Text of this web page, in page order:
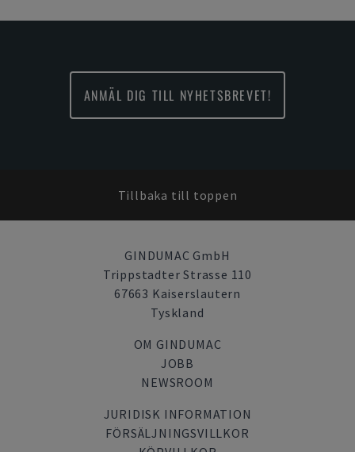
ANMÄL DIG TILL NYHETSBREVET!
Tillbaka till toppen
GINDUMAC GmbH
Trippstadter Strasse 110
67663 Kaiserslautern
Tyskland
OM GINDUMAC
JOBB
NEWSROOM
JURIDISK INFORMATION
FÖRSÄLJNINGSVILLKOR